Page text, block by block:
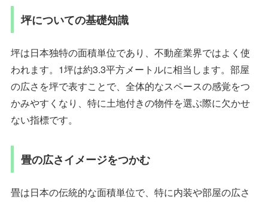
坪についての基礎知識
坪は日本独特の面積単位であり、不動産業界ではよく使
われます。1坪は約3.3平方メートルに相当します。部屋
の広さを坪で表すことで、全体的なスペースの感覚をつ
かみやすくなり、特に土地付きの物件を選ぶ際に欠かせ
ない指標です。
畳の広さイメージをつかむ
畳は日本の伝統的な面積単位で、特に内装や部屋の広さ